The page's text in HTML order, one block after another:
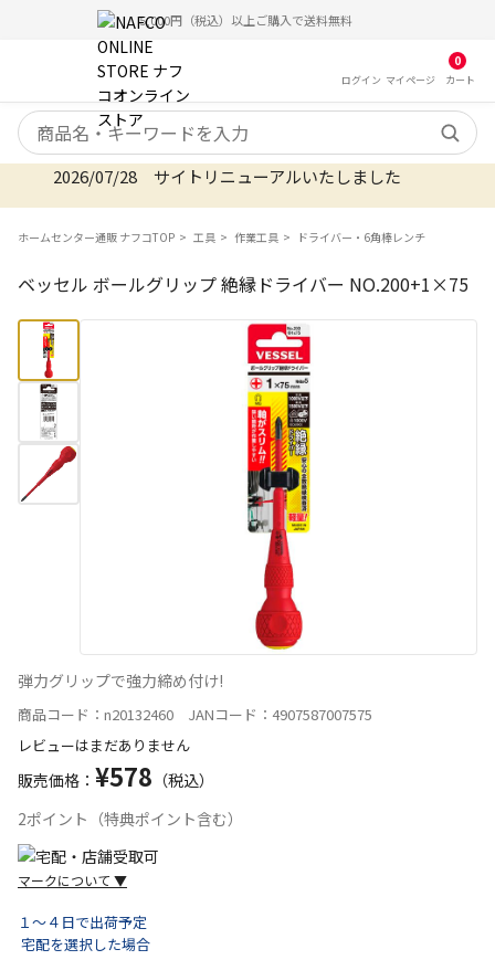
5,000円（税込）以上ご購入で送料無料
ログイン マイ ページ
0
カート
検索キーワード
2026/07/28 サイトリニューアルいたしました
ホームセンター通販 ナフコTOP 工具 作業工具 ドライバー・6角棒レンチ
ベッセル ボールグリップ 絶縁ドライバー NO.200+1×75
弾力グリップで強力締め付け!
商品コード：n20132460 JANコード：4907587007575
レビューはまだありません
販売価格： ¥578 （税込）
2ポイント（特典ポイント含む）
マークについて ▼
１～４日で出荷予定
宅配を選択した場合